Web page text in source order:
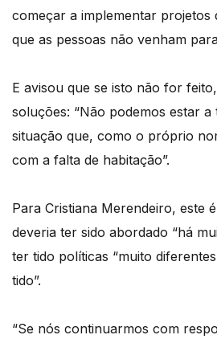
começar a implementar projetos
que as pessoas não venham
E avisou que se isto não for
soluções: “Não podemos estar
situação que, como o próprio
com a falta de habitação”.
Para Cristiana Merendeiro, este
deveria ter sido abordado “há
ter tido políticas “muito
tido”.
“Se nós continuarmos com